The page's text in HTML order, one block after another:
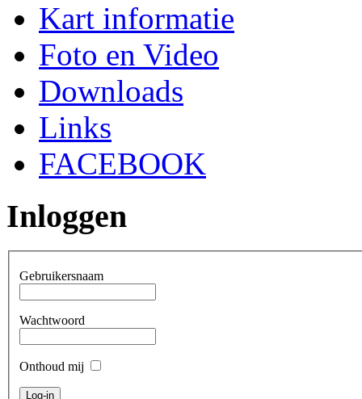
Kart informatie
Foto en Video
Downloads
Links
FACEBOOK
Inloggen
Gebruikersnaam
Wachtwoord
Onthoud mij